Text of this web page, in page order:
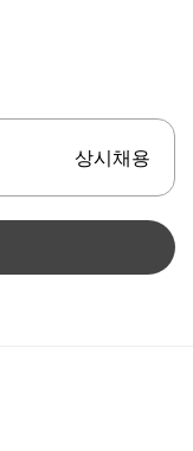
상시채용